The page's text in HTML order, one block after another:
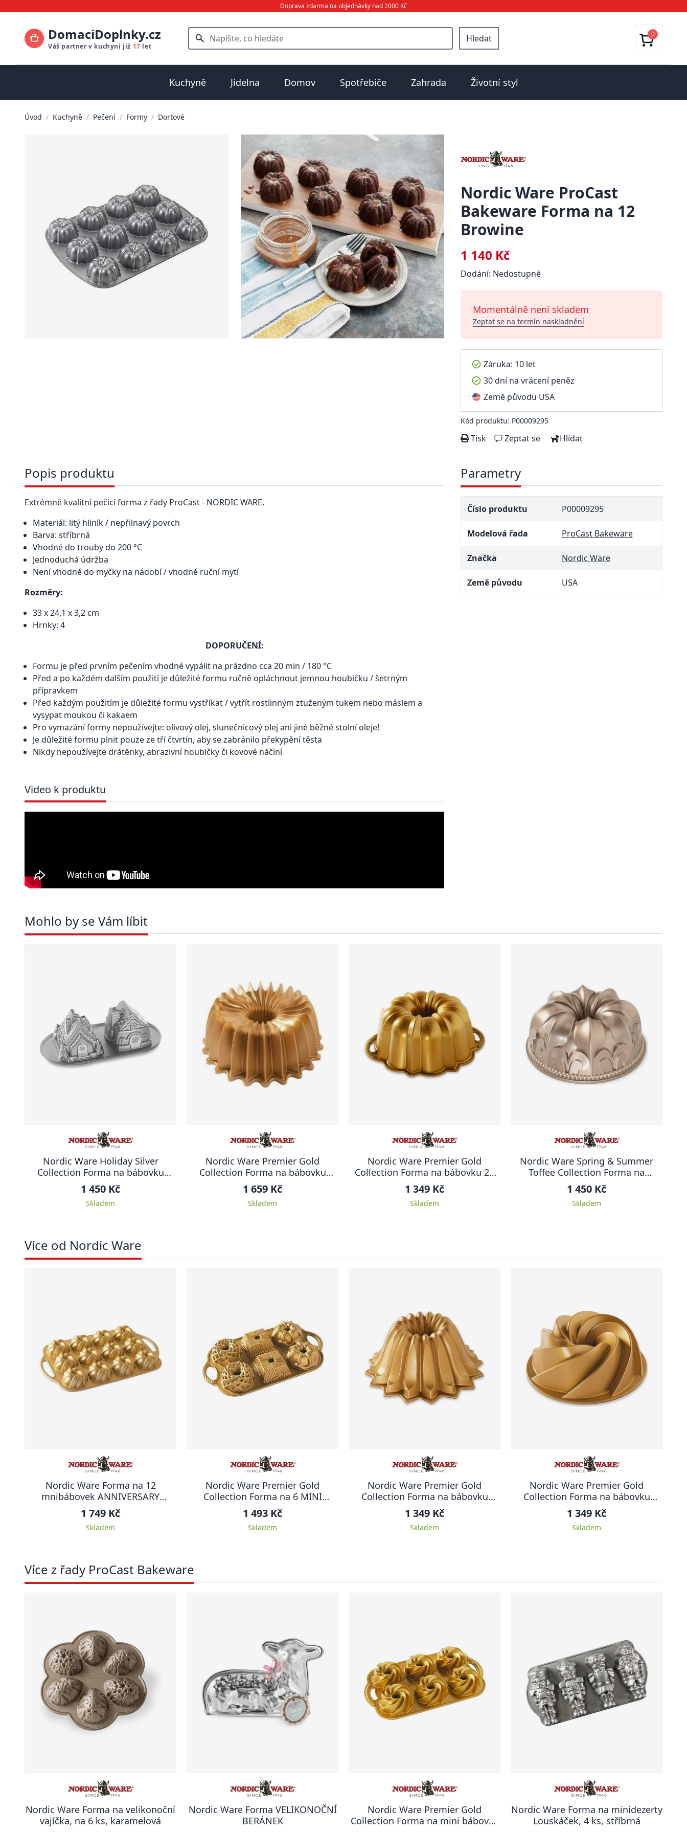
Doprava zdarma na objednávky nad 2000 Kč
DomaciDoplnky.cz
Váš partner v kuchyni již 17 let
Hledat 0
Kuchyně Jídelna Domov Spotřebiče Zahrada Životní styl
Úvod / Kuchyně / Pečení / Formy / Dortové
Nordic Ware ProCast
Bakeware Forma na 12
Browine
1 140 Kč
Dodání: Nedostupné
Momentálně není skladem
Zeptat se na termín naskladnění
Záruka: 10 let
30 dní na vrácení peněz
Země původu USA
Kód produktu: P00009295
Tisk Zeptat se Hlídat
Popis produktu
Extrémně kvalitní pečící forma z řady ProCast - NORDIC WARE.
Materiál: litý hliník / nepřilnavý povrch
Barva: stříbrná
Vhodné do trouby do 200 °C
Jednoduchá údržba
Není vhodné do myčky na nádobí / vhodné ruční mytí
Rozměry:
33 x 24,1 x 3,2 cm
Hrnky: 4
DOPORUČENÍ:
Formu je před prvním pečením vhodné vypálit na prázdno cca 20 min / 180 °C
Před a po každém dalším použití je důležité formu ručně opláchnout jemnou houbičku / šetrným
přípravkem
Před každým použitím je důležité formu vystříkat / vytřít rostlinným ztuženým tukem nebo máslem a
vysypat moukou či kakaem
Pro vymazání formy nepoužívejte: olivový olej, slunečnicový olej ani jiné běžné stolní oleje!
Je důležité formu plnit pouze ze tří čtvrtin, aby se zabránilo překypění těsta
Nikdy nepoužívejte drátěnky, abrazivní houbičky či kovové náčiní
Video k produktu
Parametry
Číslo produktu P00009295
Modelová řada ProCast Bakeware
Značka Nordic Ware
Země původu USA
Mohlo by se Vám líbit
Nordic Ware Holiday Silver
Collection Forma na bábovku
DOMEČKY
1 450 Kč
Skladem
Nordic Ware Premier Gold
Collection Forma na bábovku
Brilliance, 26 cm
1 659 Kč
Skladem
Nordic Ware Premier Gold
Collection Forma na bábovku 20
cm ANNIVERSARY
1 349 Kč
Skladem
Nordic Ware Spring & Summer
Toffee Collection Forma na
bábovku 23,5 cm KRÁLOVSKÁ LILIE
1 450 Kč
Skladem
Více od Nordic Ware
Nordic Ware Forma na 12
mnibábovek ANNIVERSARY
PROPLETENÁ
1 749 Kč
Skladem
Nordic Ware Premier Gold
Collection Forma na 6 MINI
BÁBOVEK 1,4 l
1 493 Kč
Skladem
Nordic Ware Premier Gold
Collection Forma na bábovku
Lotus, zlatá, 1.2 l
1 349 Kč
Skladem
Nordic Ware Premier Gold
Collection Forma na bábovku
Heritage, zlatá, 1.4 l
1 349 Kč
Skladem
Více z řady ProCast Bakeware
Nordic Ware Forma na velikonoční
vajíčka, na 6 ks, karamelová
Nordic Ware Forma VELIKONOČNÍ
BERÁNEK
Nordic Ware Premier Gold
Collection Forma na mini bábovky
Nordic Ware Forma na minidezerty
Louskáček, 4 ks, stříbrná